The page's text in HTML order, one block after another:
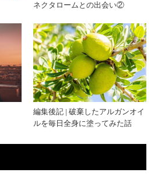
ネクタロームとの出会い②
編集後記 | 破棄したアルガンオイ
ルを毎日全身に塗ってみた話